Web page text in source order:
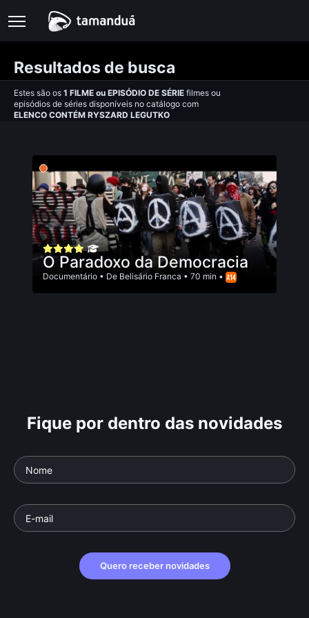
Resultados de busca
Estes são os 1 FILME ou EPISÓDIO DE SÉRIE filmes ou
episódios de séries disponíveis no catálogo com
ELENCO CONTÉM RYSZARD LEGUTKO
O Paradoxo da Democracia
Documentário • De Belisário Franca • 70 min •
Fique por dentro das novidades
Quero receber novidades